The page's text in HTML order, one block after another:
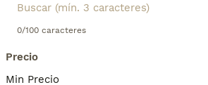
0/100 caracteres
Precio
Min Precio